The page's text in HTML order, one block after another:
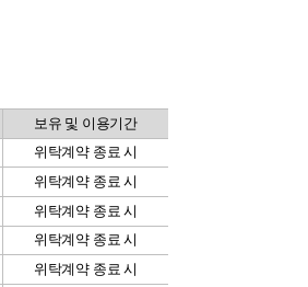
보유 및 이용기간
위탁계약 종료 시
위탁계약 종료 시
위탁계약 종료 시
위탁계약 종료 시
위탁계약 종료 시